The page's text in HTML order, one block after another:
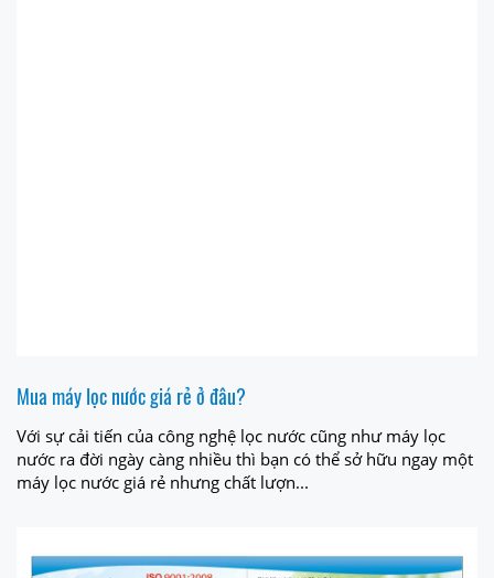
Mua máy lọc nước giá rẻ ở đâu?
Với sự cải tiến của công nghệ lọc nước cũng như máy lọc
nước ra đời ngày càng nhiều thì bạn có thể sở hữu ngay một
máy lọc nước giá rẻ nhưng chất lượn...